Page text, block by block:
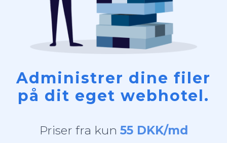
Administrer dine filer
på dit eget webhotel.
Priser fra kun 55 DKK/md